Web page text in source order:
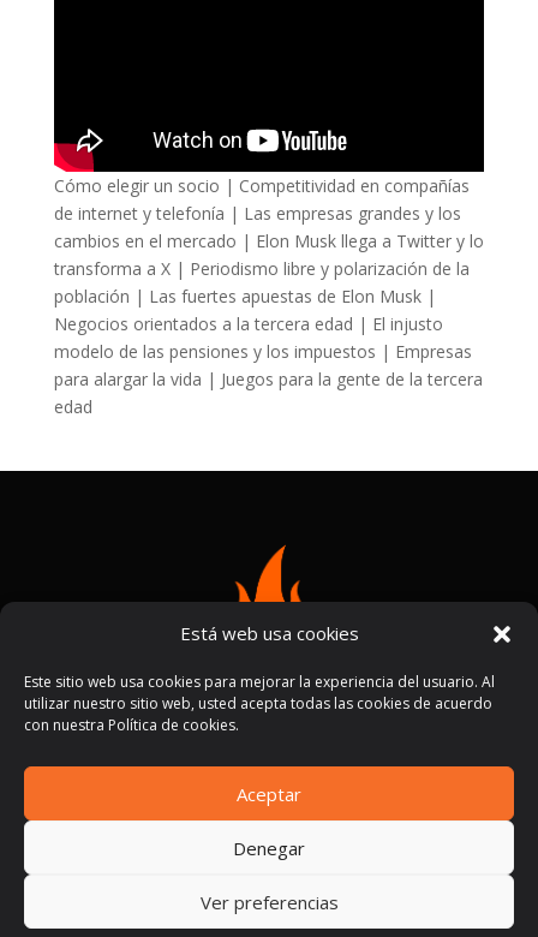
Está web usa cookies
Este sitio web usa cookies para mejorar la experiencia del usuario. Al
utilizar nuestro sitio web, usted acepta todas las cookies de acuerdo
con nuestra Política de cookies.
Aceptar
Denegar
Ver preferencias
Cómo elegir un socio | Competitividad en compañías
de internet y telefonía | Las empresas grandes y los
cambios en el mercado | Elon Musk llega a Twitter y lo
transforma a X | Periodismo libre y polarización de la
población | Las fuertes apuestas de Elon Musk |
Negocios orientados a la tercera edad | El injusto
modelo de las pensiones y los impuestos | Empresas
para alargar la vida | Juegos para la gente de la tercera
edad
Términos y condiciones|Políticas de privacidad